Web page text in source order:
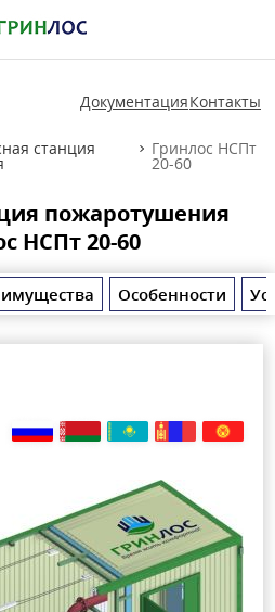
ДокументацияКонтакты
станция Гринлос НСПт
20-60
пожаротушения
НСПт 20-60
Особенности